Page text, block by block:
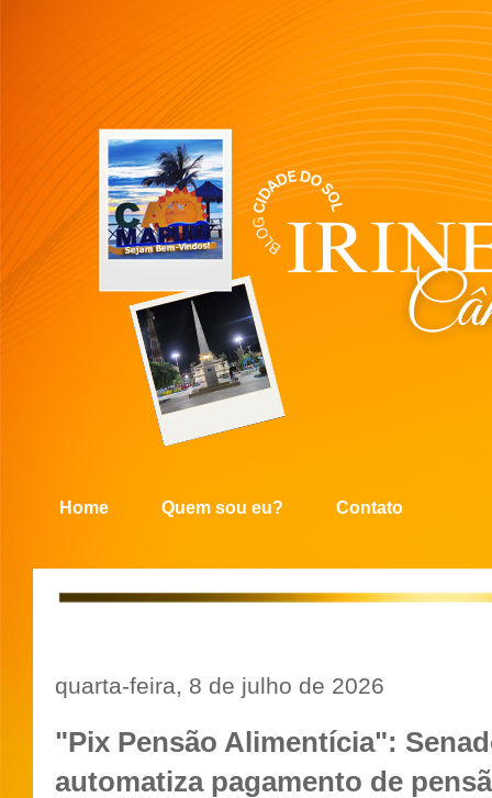
Home Quem sou eu? Contato
quarta-feira, 8 de julho de 2026
"Pix Pensão Alimentícia":
automatiza pagamento de